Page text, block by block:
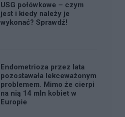
USG połówkowe – czym
jest i kiedy należy je
wykonać? Sprawdź!
Endometrioza przez lata
pozostawała lekceważonym
problemem. Mimo że cierpi
na nią 14 mln kobiet w
Europie